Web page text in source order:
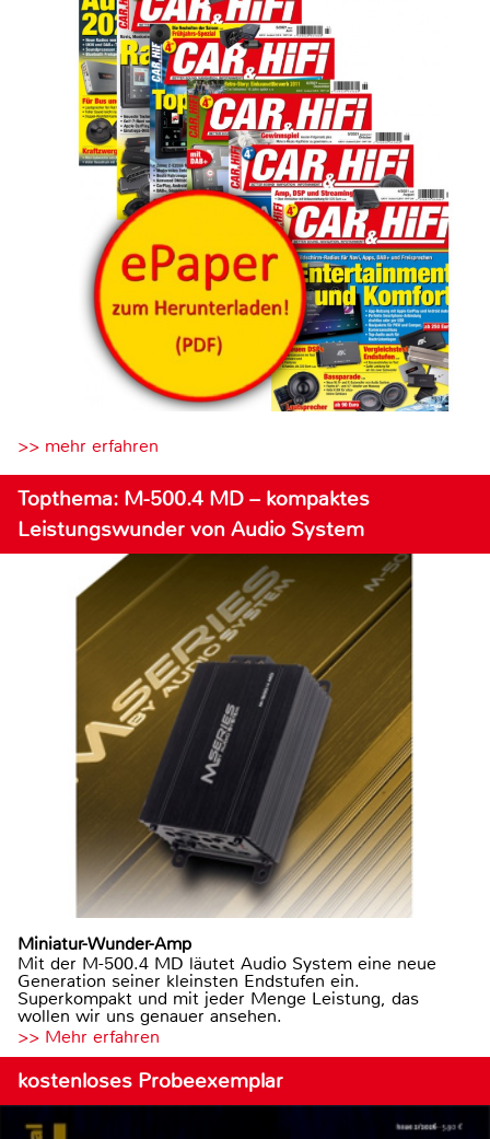
>> mehr erfahren
Topthema: M-500.4 MD – kompaktes
Leistungswunder von Audio System
Miniatur-Wunder-Amp
Mit der M-500.4 MD läutet Audio System eine neue
Generation seiner kleinsten Endstufen ein.
Superkompakt und mit jeder Menge Leistung, das
wollen wir uns genauer ansehen.
>> Mehr erfahren
kostenloses Probeexemplar